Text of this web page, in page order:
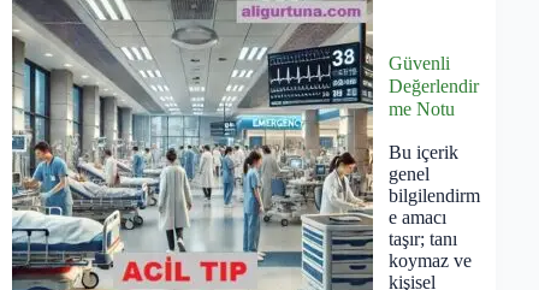
Güvenli
Değerlendir
me Notu
Bu içerik
genel
bilgilendirm
e amacı
taşır; tanı
koymaz ve
kişisel